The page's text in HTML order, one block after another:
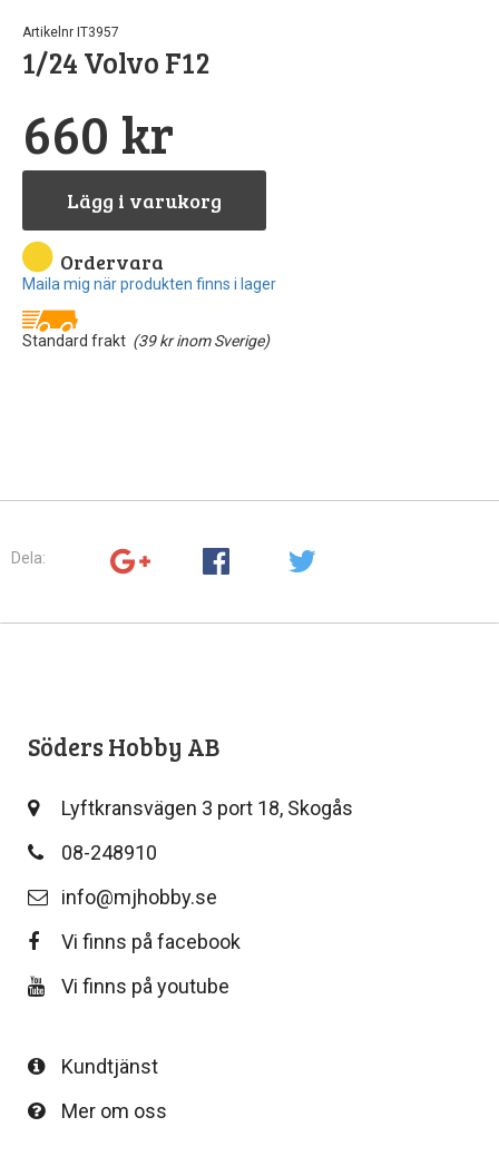
Artikelnr IT3957
1/24 Volvo F12
660 kr
Lägg i varukorg
Ordervara
Maila mig när produkten finns i lager
Standard frakt (39 kr inom Sverige)
Dela:
Söders Hobby AB
Lyftkransvägen 3 port 18, Skogås
08-248910
info@mjhobby.se
Vi finns på facebook
Vi finns på youtube
Kundtjänst
Mer om oss